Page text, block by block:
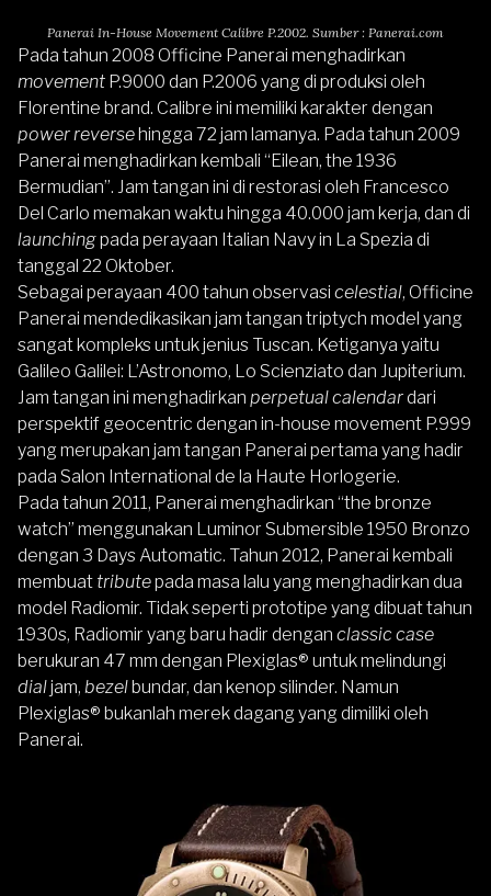
Panerai In-House Movement Calibre P.2002. Sumber : Panerai.com
Pada tahun 2008 Officine Panerai menghadirkan
movement P.9000 dan P.2006 yang di produksi oleh
Florentine brand. Calibre ini memiliki karakter dengan
power reversehingga 72 jam lamanya. Pada tahun 2009
Panerai menghadirkan kembali “Eilean, the 1936
Bermudian”. Jam tangan ini di restorasi oleh Francesco
Del Carlo memakan waktu hingga 40.000 jam kerja, dan di
launchingpada perayaan Italian Navy in La Spezia di
tanggal 22 Oktober.
Sebagai perayaan 400 tahun observasi celestial, Officine
Panerai mendedikasikan jam tangan triptych model yang
sangat kompleks untuk jenius Tuscan. Ketiganya yaitu
Galileo Galilei: L’Astronomo, Lo Scienziato dan Jupiterium.
Jam tangan ini menghadirkan perpetual calendardari
perspektif geocentric dengan in-house movement P.999
yang merupakan jam tangan Panerai pertama yang hadir
pada Salon International de la Haute Horlogerie.
Pada tahun 2011, Panerai menghadirkan “the bronze
watch” menggunakan Luminor Submersible 1950 Bronzo
dengan 3 Days Automatic. Tahun 2012, Panerai kembali
membuat tributepada masa lalu yang menghadirkan dua
model Radiomir. Tidak seperti prototipe yang dibuat tahun
1930s, Radiomir yang baru hadir dengan classic case
berukuran 47 mm dengan Plexiglas® untuk melindungi
dialjam, bezelbundar, dan kenop silinder. Namun
Plexiglas® bukanlah merek dagang yang dimiliki oleh
Panerai.